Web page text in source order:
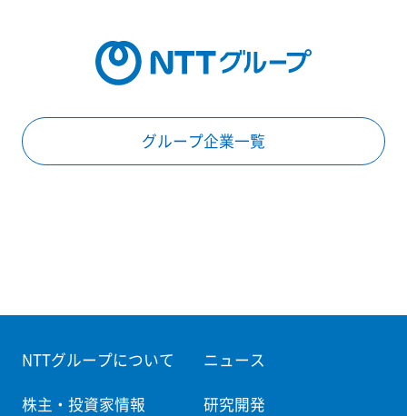
グループ企業一覧
NTTグループについて ニュース
株主・投資家情報 研究開発